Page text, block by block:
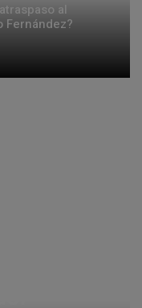
al
Fernández?